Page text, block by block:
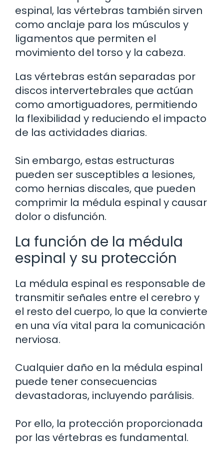
espinal, las vértebras también sirven
como anclaje para los músculos y
ligamentos que permiten el
movimiento del torso y la cabeza.
Las vértebras están separadas por
discos intervertebrales que actúan
como amortiguadores, permitiendo
la flexibilidad y reduciendo el impacto
de las actividades diarias.
Sin embargo, estas estructuras
pueden ser susceptibles a lesiones,
como hernias discales, que pueden
comprimir la médula espinal y causar
dolor o disfunción.
La función de la médula
espinal y su protección
La médula espinal es responsable de
transmitir señales entre el cerebro y
el resto del cuerpo, lo que la convierte
en una vía vital para la comunicación
nerviosa.
Cualquier daño en la médula espinal
puede tener consecuencias
devastadoras, incluyendo parálisis.
Por ello, la protección proporcionada
por las vértebras es fundamental.